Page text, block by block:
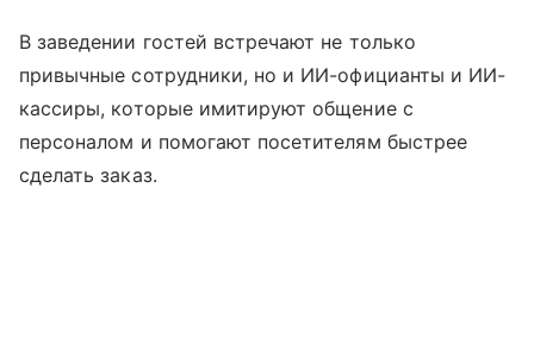
В заведении гостей встречают не только
привычные сотрудники, но и ИИ-официанты и ИИ-
кассиры, которые имитируют общение с
персоналом и помогают посетителям быстрее
сделать заказ.